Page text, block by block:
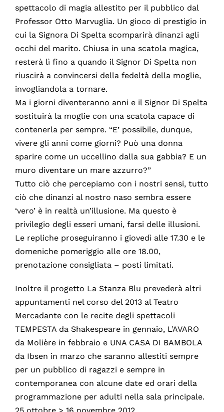
spettacolo di magia allestito per il pubblico dal
Professor Otto Marvuglia. Un gioco di prestigio in
cui la Signora Di Spelta scomparirà dinanzi agli
occhi del marito. Chiusa in una scatola magica,
resterà lì fino a quando il Signor Di Spelta non
riuscirà a convincersi della fedeltà della moglie,
invogliandola a tornare.
Ma i giorni diventeranno anni e il Signor Di Spelta
sostituirà la moglie con una scatola capace di
contenerla per sempre. “E’ possibile, dunque,
vivere gli anni come giorni? Può una donna
sparire come un uccellino dalla sua gabbia? E un
muro diventare un mare azzurro?”
Tutto ciò che percepiamo con i nostri sensi, tutto
ciò che dinanzi al nostro naso sembra essere
‘vero’ è in realtà un’illusione. Ma questo è
privilegio degli esseri umani, farsi delle illusioni.
Le repliche proseguiranno i giovedì alle 17.30 e le
domeniche pomeriggio alle ore 18.00,
prenotazione consigliata – posti limitati.
Inoltre il progetto La Stanza Blu prevederà altri
appuntamenti nel corso del 2013 al Teatro
Mercadante con le recite degli spettacoli
TEMPESTA da Shakespeare in gennaio, L’AVARO
da Molière in febbraio e UNA CASA DI BAMBOLA
da Ibsen in marzo che saranno allestiti sempre
per un pubblico di ragazzi e sempre in
contemporanea con alcune date ed orari della
programmazione per adulti nella sala principale.